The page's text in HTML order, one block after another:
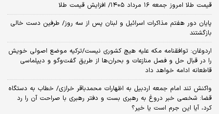
قیمت طلا امروز جمعه ۱۶ مرداد ۱۴۰۵/ افزایش قیمت طلا
پایان دور هفتم مذاکرات اسرائیل و لبنان پس از سه روز/ طرفین دست خالی
بازگشتند
اردوغان: توافقنامه مکه علیه هیچ کشوری نیست/ترکیه موضع اصولی خویش
را در قبال حل و فصل منازعات و بحران‌ها از طریق گفت‌وگو و دیپلماسی
قاطعانه ادامه خواهد داد
واکنش تند امام جمعه اردبیل به اظهارات محمدباقر خرازی/ خطاب به دستگاه
قضا: شخصی خبر دروغ به رهبری بست و دفتر رهبری با صراحت آن را رد
کرد، آیا این جرم است یا خیر؟